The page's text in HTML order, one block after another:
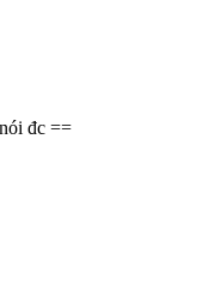
đc ==